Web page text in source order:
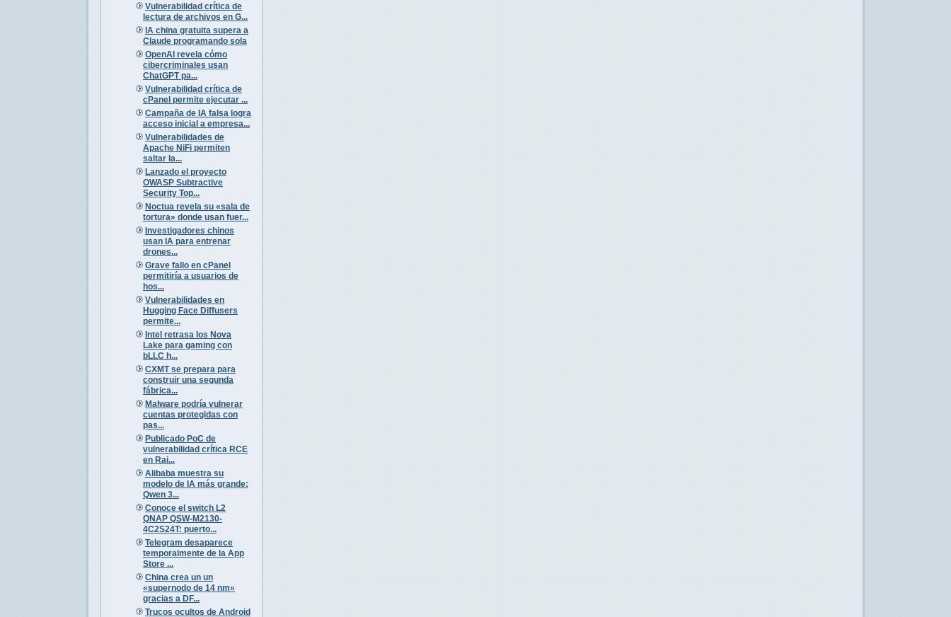
Vulnerabilidad crítica de
lectura de archivos en G...
IA china gratuita supera a
Claude programando sola
OpenAI revela cómo
cibercriminales usan
ChatGPT pa...
Vulnerabilidad crítica de
cPanel permite ejecutar ...
Campaña de IA falsa logra
acceso inicial a empresa...
Vulnerabilidades de
Apache NiFi permiten
saltar la...
Lanzado el proyecto
OWASP Subtractive
Security Top...
Noctua revela su «sala de
tortura» donde usan fuer...
Investigadores chinos
usan IA para entrenar
drones...
Grave fallo en cPanel
permitiría a usuarios de
hos...
Vulnerabilidades en
Hugging Face Diffusers
permite...
Intel retrasa los Nova
Lake para gaming con
bLLC h...
CXMT se prepara para
construir una segunda
fábrica...
Malware podría vulnerar
cuentas protegidas con
pas...
Publicado PoC de
vulnerabilidad crítica RCE
en Rai...
Alibaba muestra su
modelo de IA más grande:
Qwen 3...
Conoce el switch L2
QNAP QSW-M2130-
4C2S24T: puerto...
Telegram desaparece
temporalmente de la App
Store ...
China crea un un
«supernodo de 14 nm»
gracias a DF...
Trucos ocultos de Android